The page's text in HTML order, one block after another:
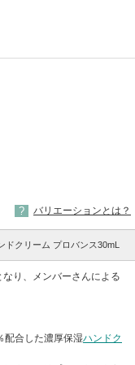
バリエーションとは？
ドクリーム プロバンス30mL
り、メンバーさんによる
配合した濃厚保湿ハンドク